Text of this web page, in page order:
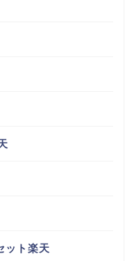
ット楽天